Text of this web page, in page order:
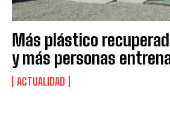
Más plástico
y más personas
ACTUALIDAD